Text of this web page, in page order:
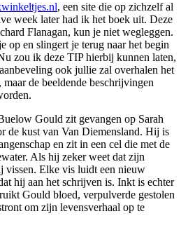
, een site die op zichzelf al
week later had ik het boek uit. Deze
Flanagan, kun je niet wegleggen.
op en slingert je terug naar het begin
zou ik deze TIP hierbij kunnen laten,
ook jullie zal overhalen het
de beeldende beschrijvingen
Gould zit gevangen op Sarah
de kust van Van Diemensland. Hij is
en zit in een cel die met de
Als hij zeker weet dat zijn
vissen. Elke vis luidt een nieuw
hij aan het schrijven is. Inkt is echter
Gould bloed, verpulverde gestolen
om zijn levensverhaal op te